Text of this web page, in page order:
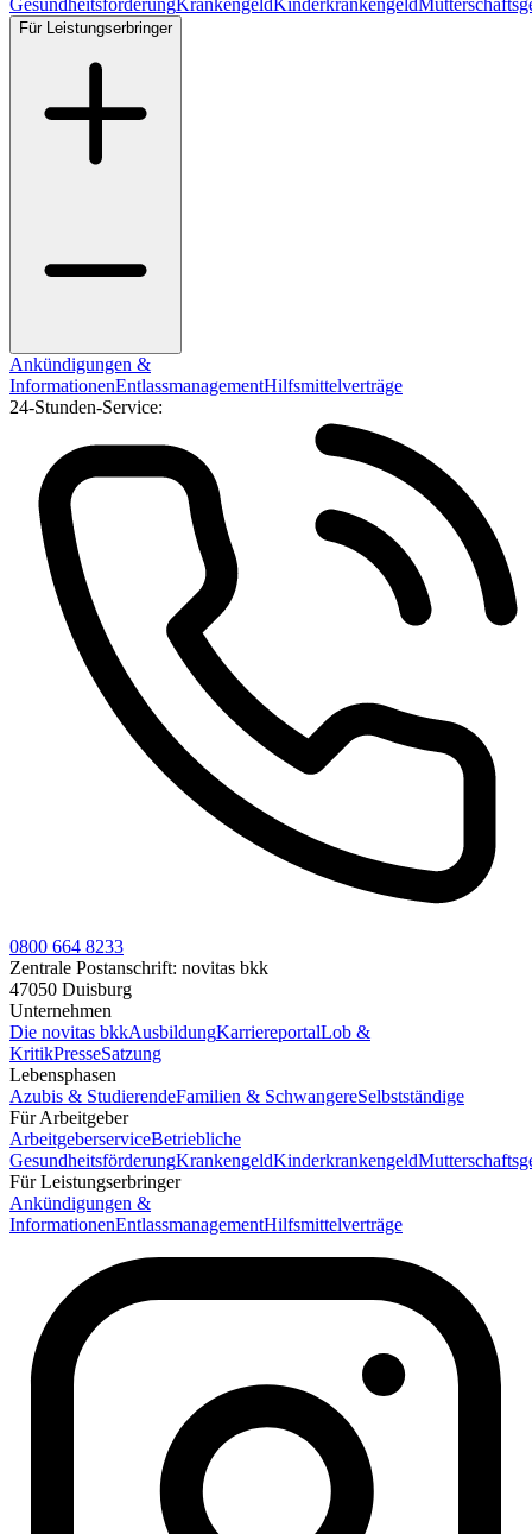
GesundheitsförderungKrankengeld Kinderkrankengeld
Für Leistungserbringer
Ankündigungen &
InformationenEntlassmanagementHilfsmittelverträge
24-Stunden-Service:
0800 664 8233
Zentrale Postanschrift: novitas bkk
47050 Duisburg
Unternehmen
Die novitas bkkAusbildungKarriereportalLob &
KritikPresseSatzung
Lebensphasen
Azubis & StudierendeFamilien & SchwangereSelbstständige
Für Arbeitgeber
ArbeitgeberserviceBetriebliche
GesundheitsförderungKrankengeldKinderkrankengeld
Für Leistungserbringer
Ankündigungen &
InformationenEntlassmanagementHilfsmittelverträge